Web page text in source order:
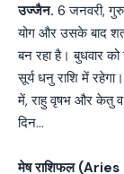
उज्जैन. 6 जनवरी,
योग और उसके बाद
बन रहा है। बुधवार
सूर्य धनु राशि में
में, राहु वृषभ और केतु व
दिन…
मेष राशिफल